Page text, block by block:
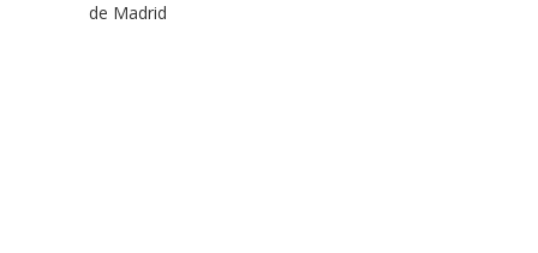
de Madrid